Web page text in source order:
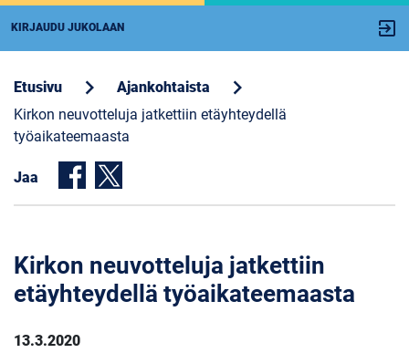
KIRJAUDU JUKOLAAN exit_to_app
Etusivu chevron_right Ajankohtaista chevron_right
Kirkon neuvotteluja jatkettiin etäyhteydellä
työaikateemaasta
Jaa
Kirkon neuvotteluja jatkettiin
etäyhteydellä työaikateemaasta
13.3.2020